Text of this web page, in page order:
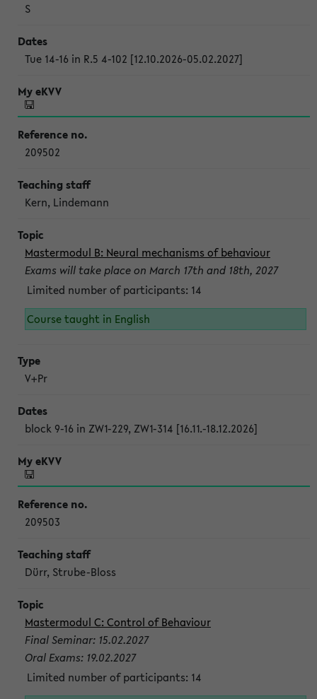
S
Tue 14-16 in R.5 4-102 [12.10.2026-05.02.2027]
209502
Kern, Lindemann
Mastermodul B: Neural mechanisms of behaviour
Exams will take place on March 17th and 18th, 2027
Limited number of participants: 14
Course taught in English
V+Pr
block 9-16 in ZW1-229, ZW1-314 [16.11.-18.12.2026]
209503
Dürr, Strube-Bloss
Mastermodul C: Control of Behaviour
Final Seminar: 15.02.2027
Oral Exams: 19.02.2027
Limited number of participants: 14